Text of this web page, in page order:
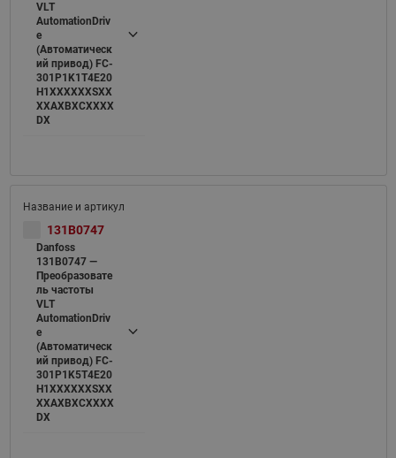
VLT
AutomationDriv
e
(Автоматическ
ий привод) FC-
301P1K1T4E20
H1XXXXXXSXX
XXAXBXCXXXX
DX
131B0747
Danfoss
131B0747 —
Преобразовате
ль частоты
VLT
AutomationDriv
e
(Автоматическ
ий привод) FC-
301P1K5T4E20
H1XXXXXXSXX
XXAXBXCXXXX
DX